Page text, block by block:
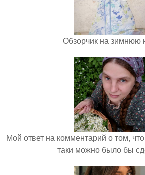
Обзорчик на зимнюю
Мой ответ на комментарий о том,
таки можно было бы